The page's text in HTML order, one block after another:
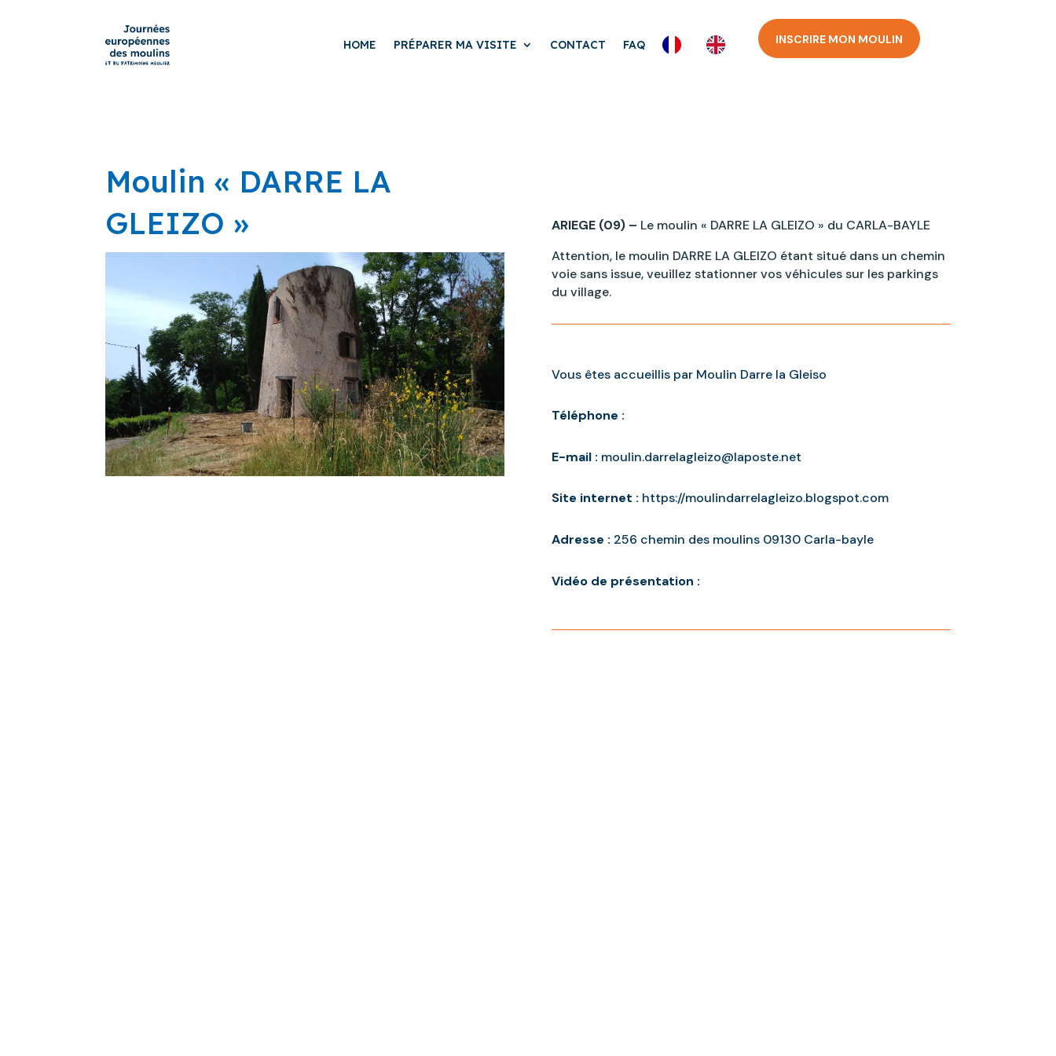
HOME PRÉPARER MA VISITE CONTACT FAQ INSCRIRE MON MOULIN
Moulin « DARRE LA
GLEIZO »
ARIEGE (09) – Le moulin « DARRE LA GLEIZO » du CARLA-BAYLE
Attention, le moulin DARRE LA GLEIZO étant situé dans un chemin
voie sans issue, veuillez stationner vos véhicules sur les parkings
du village.
Vous êtes accueillis par Moulin Darre la Gleiso
Téléphone :
E-mail : moulin.darrelagleizo@laposte.net
Site internet : https://moulindarrelagleizo.blogspot.com
Adresse : 256 chemin des moulins 09130 Carla-bayle
Vidéo de présentation :